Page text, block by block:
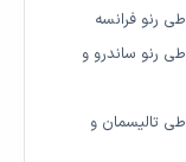
رنو فرانسه
رنو ساندرو و
تالیسمان و